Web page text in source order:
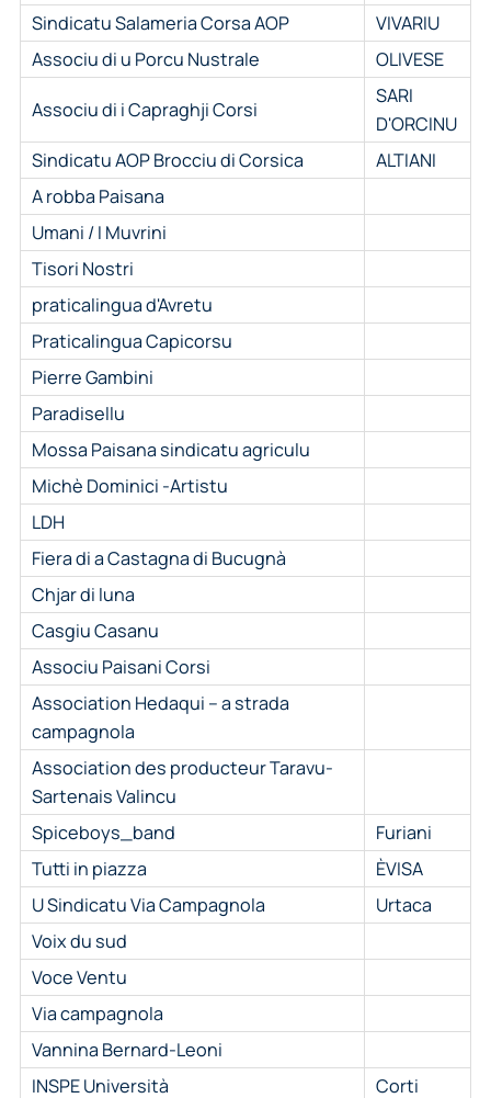
Sindicatu Salameria Corsa AOP
VIVARIU
Associu di u Porcu Nustrale
OLIVESE
Associu di i Capraghji Corsi
SARI
D'ORCINU
Sindicatu AOP Brocciu di Corsica
ALTIANI
A robba Paisana
Umani / I Muvrini
Tisori Nostri
praticalingua d'Avretu
Praticalingua Capicorsu
Pierre Gambini
Paradisellu
Mossa Paisana sindicatu agriculu
Michè Dominici -Artistu
LDH
Fiera di a Castagna di Bucugnà
Chjar di luna
Casgiu Casanu
Associu Paisani Corsi
Association Hedaqui – a strada
campagnola
Association des producteur Taravu-
Sartenais Valincu
Spiceboys_band
Furiani
Tutti in piazza
ÈVISA
U Sindicatu Via Campagnola
Urtaca
Voix du sud
Voce Ventu
Via campagnola
Vannina Bernard-Leoni
INSPE Università
Corti